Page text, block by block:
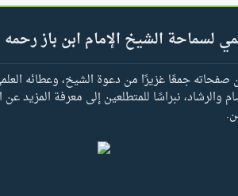
لسماحة الشيخ الإمام ابن باز رحمه
جمعًا غزيرًا من دعوة الشيخ، وعطائه
والرشاد، نبراسًا للمتطلعين إلى معرفة المزيد